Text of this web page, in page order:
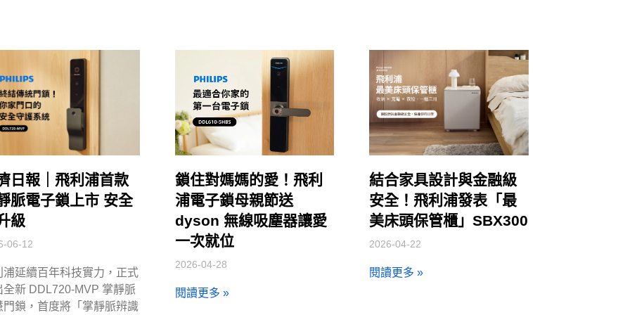
日報｜飛利浦首款
脈電子鎖上市 安全
級
06-12
浦延續百年科技實力，正式
全新 DDL720-MVP 掌靜脈
門鎖，首度將「掌靜脈辨識
鎖住對媽媽的愛！飛利
浦電子鎖母親節送
dyson 無線吸塵器讓愛
一次就位
2026-04-28
閱讀更多 »
結合家具設計與金融級
安全！飛利浦發表「最
美床頭保管櫃」SBX300
2026-04-22
閱讀更多 »